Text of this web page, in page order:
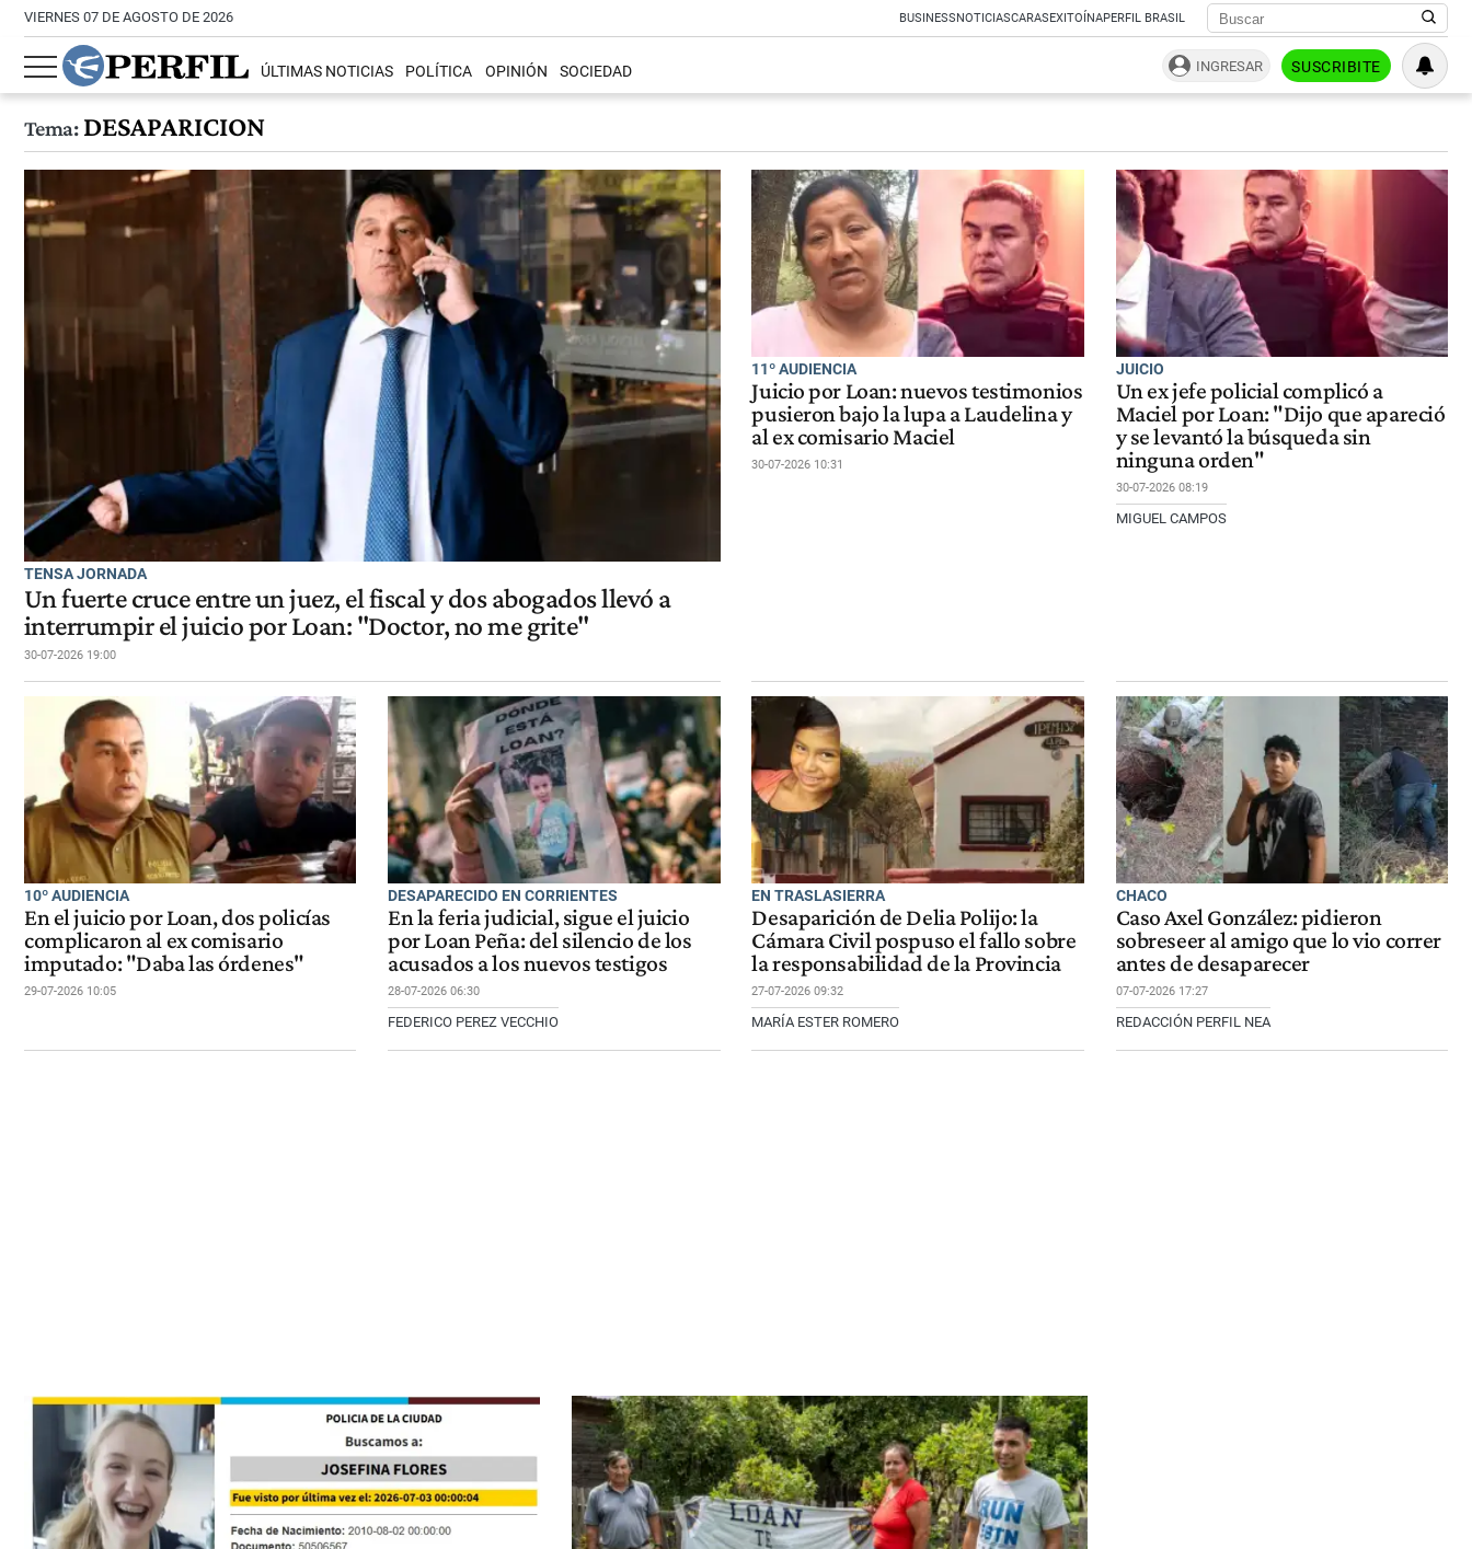
VIERNES 07 DE AGOSTO DE 2026 BUSINESSNOTICIASCARASEXITOÍNAPERFIL BRASIL
ÚLTIMAS NOTICIAS POLÍTICA OPINIÓN SOCIEDAD INGRESAR SUSCRIBITE
Tema:DESAPARICION
TENSA JORNADA
Un fuerte cruce entre un juez, el fiscal y dos abogados llevó a
interrumpir el juicio por Loan: "Doctor, no me grite"
30-07-2026 19:00
11º AUDIENCIA
Juicio por Loan: nuevos testimonios
pusieron bajo la lupa a Laudelina y
al ex comisario Maciel
30-07-2026 10:31
JUICIO
Un ex jefe policial complicó a
Maciel por Loan: "Dijo que apareció
y se levantó la búsqueda sin
ninguna orden"
30-07-2026 08:19
MIGUEL CAMPOS
10º AUDIENCIA
En el juicio por Loan, dos policías
complicaron al ex comisario
imputado: "Daba las órdenes"
29-07-2026 10:05
DESAPARECIDO EN CORRIENTES
En la feria judicial, sigue el juicio
por Loan Peña: del silencio de los
acusados a los nuevos testigos
28-07-2026 06:30
FEDERICO PEREZ VECCHIO
EN TRASLASIERRA
Desaparición de Delia Polijo: la
Cámara Civil pospuso el fallo sobre
la responsabilidad de la Provincia
27-07-2026 09:32
MARÍA ESTER ROMERO
CHACO
Caso Axel González: pidieron
sobreseer al amigo que lo vio correr
antes de desaparecer
07-07-2026 17:27
REDACCIÓN PERFIL NEA